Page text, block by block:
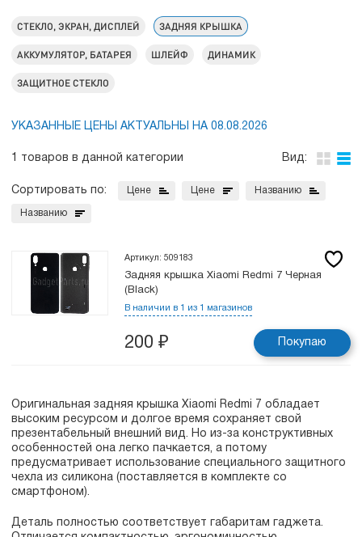
СТЕКЛО, ЭКРАН, ДИСПЛЕЙ ЗАДНЯЯ КРЫШКА
АККУМУЛЯТОР, БАТАРЕЯ ШЛЕЙФ ДИНАМИК
ЗАЩИТНОЕ СТЕКЛО
УКАЗАННЫЕ ЦЕНЫ АКТУАЛЬНЫ НА 08.08.2026
1 товаров в данной категории Вид:
Сортировать по: Цене Цене Названию
Названию
Артикул: 509183
Задняя крышка Xiaomi Redmi 7 Черная
(Black)
В наличии в 1 из 1 магазинов
200 ₽ Покупаю
Оригинальная задняя крышка Xiaomi Redmi 7 обладает
высоким ресурсом и долгое время сохраняет свой
презентабельный внешний вид. Но из-за конструктивных
особенностей она легко пачкается, а потому
предусматривает использование специального защитного
чехла из силикона (поставляется в комплекте со
смартфоном).
Деталь полностью соответствует габаритам гаджета.